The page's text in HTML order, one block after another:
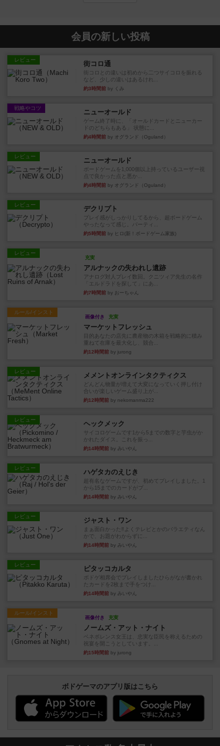
会員の新しい投稿
レビュー 街コロ通
街コロとの違いは初めから二つサイコロを振れる
など、少しの違いはあるけれ...
約3時間前 by くみ
戦略やコツ ニューオールド
ゲーム終了時に、「オールドカードとニューカー
ドのどちらもある」 状態に...
約4時間前 by オグランド（Oguland）
レビュー ニューオールド
ボードゲームを1,000個以上持っているユーザー視
点で良かった点と悪か...
約4時間前 by オグランド（Oguland）
レビュー デクリプト
プレイ感がしっかりしてるから、超ボードゲーム
やったなって感じ。パーティ...
約5時間前 by ヒロ(新！ボードゲーム家族)
レビュー
充実
アルナックの失われし遺跡
アナログ対人プレイ数回。クニツィア先生の名作
「エルドラドを探して」にあ...
約7時間前 by おーちゃん
ルール/インスト
画像付き 充実
マーケットフレッシュ
目的あなたの店先に農産物の木箱を戦略的に積み
重ねて在庫を最大化し、競合...
約12時間前 by jurong
レビュー メメントオンラインタクティクス
どんどん物量が増えて大変になっていく押し付け
合いが楽しいゲーム盛り上が...
約12時間前 by nekomanma222
レビュー ヘックメック
サイコロゲームです1から5までの数字と芋虫がか
かれたダイス。これを振っ...
約14時間前 by みいやん
レビュー ハゲタカのえじき
超有名なゲームですが、初めてプレイしました。1
から15までのカードがプ...
約14時間前 by みいやん
レビュー ジャスト・ワン
まぁ面白かった‼️よくテレビとかのバラエティなん
かで、お題がわからずに...
約14時間前 by みいやん
レビュー ピタッコカルタ
ボドゲ相席会でプレイしましたひらがなが書かれ
たカードを2枚まで手をつけ...
約14時間前 by みいやん
ルール/インスト
画像付き 充実
ノームズ・アット・ナイト
ベネボレンス女王は、忠実な臣民を称えるための
祝宴を開こうとしています。...
約15時間前 by jurong
ボドゲーマのアプリ版はこちら